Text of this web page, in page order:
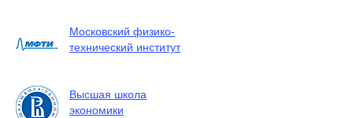
Московский физико-
технический институт
Высшая школа
экономики